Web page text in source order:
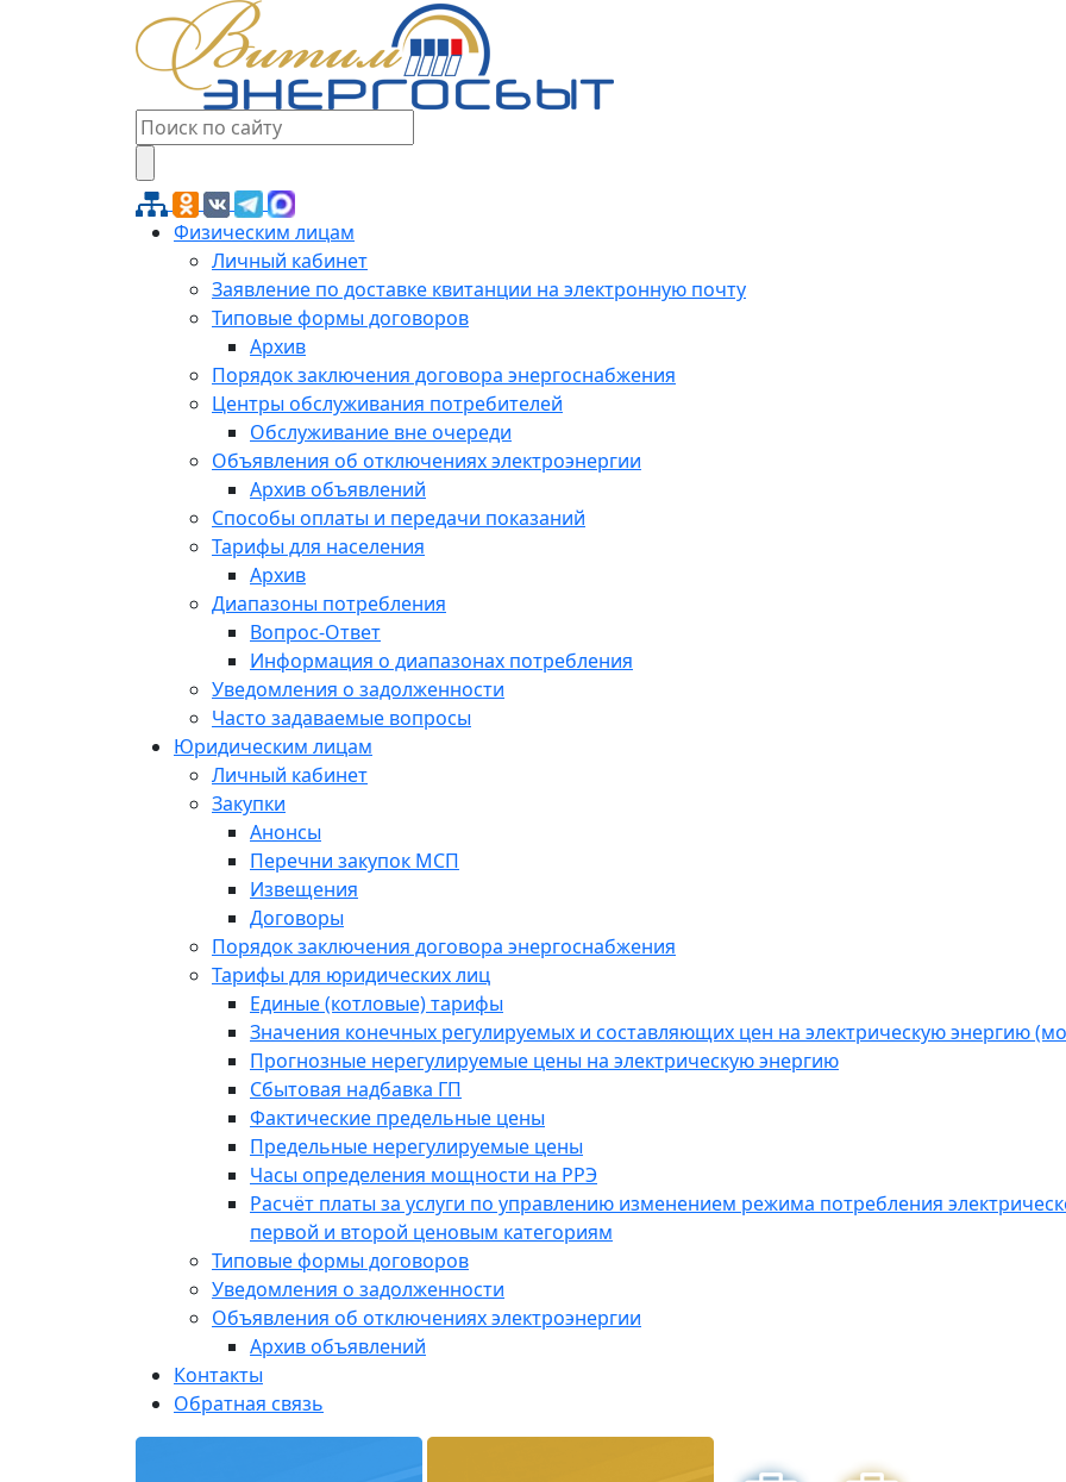
Физическим лицам
Личный кабинет
Заявление по доставке квитанции на электронную почту
Типовые формы договоров
Архив
Порядок заключения договора энергоснабжения
Центры обслуживания потребителей
Обслуживание вне очереди
Объявления об отключениях электроэнергии
Архив объявлений
Способы оплаты и передачи показаний
Тарифы для населения
Архив
Диапазоны потребления
Вопрос-Ответ
Информация о диапазонах потребления
Уведомления о задолженности
Часто задаваемые вопросы
Юридическим лицам
Личный кабинет
Закупки
Анонсы
Перечни закупок МСП
Извещения
Договоры
Порядок заключения договора энергоснабжения
Тарифы для юридических лиц
Единые (котловые) тарифы
Значения конечных регулируемых и составляющих цен на электрическую энергию
Прогнозные нерегулируемые цены на электрическую энергию
Сбытовая надбавка ГП
Фактические предельные цены
Предельные нерегулируемые цены
Часы определения мощности на РРЭ
Расчёт платы за услуги по управлению изменением режима потребления
первой и второй ценовым категориям
Типовые формы договоров
Уведомления о задолженности
Объявления об отключениях электроэнергии
Архив объявлений
Контакты
Обратная связь